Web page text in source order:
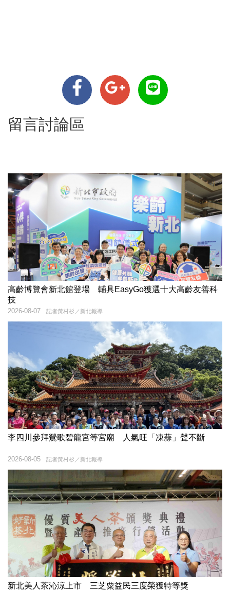
留言討論區
高齡博覽會新北館登場 輔具EasyGo獲選十大高齡友善科
技
記者黃村杉／新北報導
2026-08-07
李四川參拜鶯歌碧龍宮等宮廟 人氣旺「凍蒜」聲不斷
記者黃村杉／新北報導
2026-08-05
新北美人茶沁涼上市 三芝粟益民三度榮獲特等獎